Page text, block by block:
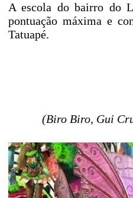
A escola do bairro do
pontuação máxima e
Tatuapé.
(Biro Biro, Gui